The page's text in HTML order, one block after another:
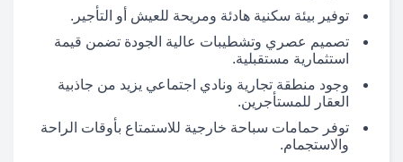
توفير بيئة سكنية هادئة ومريحة للعيش أو التأجير.
تصميم عصري وتشطيبات عالية الجودة تضمن قيمة
استثمارية مستقبلية.
وجود منطقة تجارية ونادي اجتماعي يزيد من جاذبية
العقار للمستأجرين.
توفر حمامات سباحة خارجية للاستمتاع بأوقات الراحة
والاستجمام.